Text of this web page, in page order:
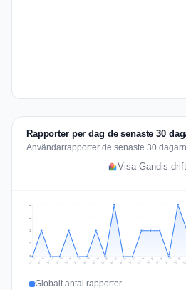
Rapporter per dag de senaste 30
Användarrapporter de senaste 30
Visa Gandis
1
1
2
2
Jul 12 Jul 13 Jul 14 Jul 15 Jul 16 Jul 17 Jul 18 Jul 19 Jul 20 Jul 21 Jul 22 Jul 23 Jul 24 Jul 25 Jul 26 Jul 27 Jul 28
Globalt antal rapporter